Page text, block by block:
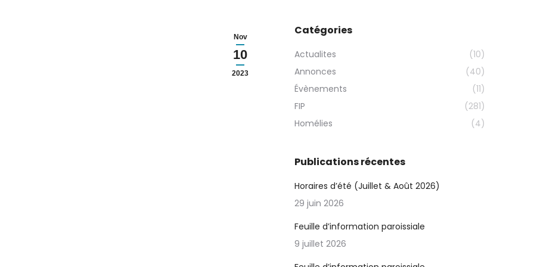
Nov
10
2023
Catégories
Actualites
(10)
Annonces
(40)
Évènements
(11)
FIP
(281)
Homélies
(4)
Publications récentes
Horaires d’été (Juillet & Août 2026)
29 juin 2026
Feuille d’information paroissiale
9 juillet 2026